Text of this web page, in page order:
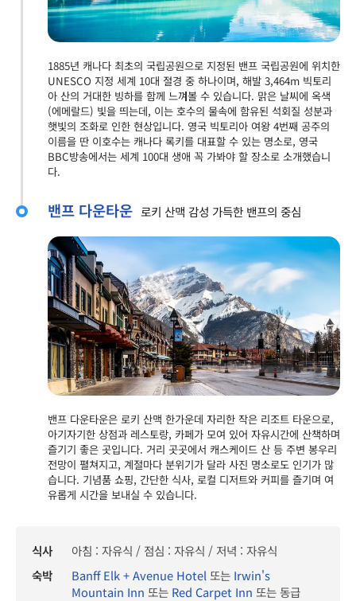
1885년 캐나다 최초의 국립공원으로 지정된 밴프 국립공원에 위치한
UNESCO 지정 세계 10대 절경 중 하나이며, 해발 3,464m 빅토리
아 산의 거대한 빙하를 함께 느껴볼 수 있습니다. 맑은 날씨에 옥색
(에메랄드) 빛을 띄는데, 이는 호수의 물속에 함유된 석회질 성분과
햇빛의 조화로 인한 현상입니다. 영국 빅토리아 여왕 4번째 공주의
이름을 딴 이호수는 캐나다 록키를 대표할 수 있는 명소로, 영국
BBC방송에서는 세계 100대 생애 꼭 가봐야 할 장소로 소개했습니
다.
밴프 다운타운 로키 산맥 감성 가득한 밴프의 중심
밴프 다운타운은 로키 산맥 한가운데 자리한 작은 리조트 타운으로,
아기자기한 상점과 레스토랑, 카페가 모여 있어 자유시간에 산책하며
즐기기 좋은 곳입니다. 거리 곳곳에서 캐스케이드 산 등 주변 봉우리
전망이 펼쳐지고, 계절마다 분위기가 달라 사진 명소로도 인기가 많
습니다. 기념품 쇼핑, 간단한 식사, 로컬 디저트와 커피를 즐기며 여
유롭게 시간을 보내실 수 있습니다.
식사
아침 : 자유식 / 점심 : 자유식 / 저녁 : 자유식
숙박
Banff Elk + Avenue Hotel 또는 Irwin's
Mountain Inn 또는 Red Carpet Inn 또는 동급